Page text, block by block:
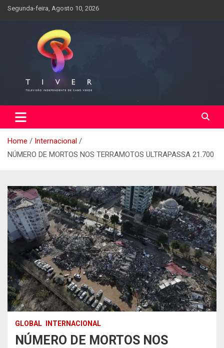
SkipSegunda-feira, Agosto 10, 2026
Home
Internacional
NÚMERO DE MORTOS NOS TERRAMOTOS ULTRAPASSA 21.700
GLOBAL INTERNACIONAL
NÚMERO DE MORTOS NOS